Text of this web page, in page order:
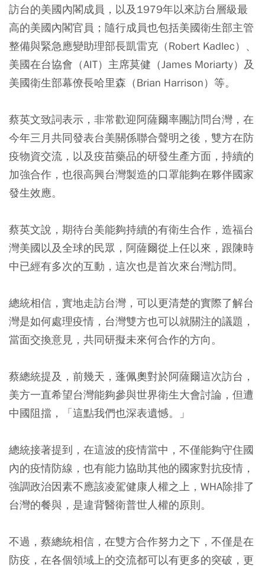
訪台的美國內閣成員，以及1979年以來訪台層級最
高的美國內閣官員；隨行成員也包括美國衛生部主管
整備與緊急應變助理部長凱雷克（Robert Kadlec）、
美國在台協會（AIT）主席莫健（James Moriarty）及
美國衛生部幕僚長哈里森（Brian Harrison）等。
蔡英文致詞表示，非常歡迎阿薩爾率團訪問台灣，在
今年三月共同發表台美關係聯合聲明之後，雙方在防
疫物資交流，以及疫苗藥品的研發生產方面，持續的
加強合作，也很高興台灣製造的口罩能夠在夥伴國家
發生效應。
蔡英文說，期待台美能夠持續的有衛生合作，造福台
灣美國以及全球的民眾，阿薩爾從上任以來，跟陳時
中已經有多次的互動，這次也是首次來台灣訪問。
總統相信，實地走訪台灣，可以更清楚的實際了解台
灣是如何處理疫情，台灣雙方也可以就關注的議題，
當面交換意見，共同研擬未來何合作的方向。
蔡總統提及，前幾天，蓬佩奧對於阿薩爾這次訪台，
美方一直希望台灣能夠參與世界衛生大會討論，但遭
中國阻擋，「這點我們也深表遺憾。」
總統接著提到，在這波的疫情當中，不僅能夠守住國
內的疫情防線，也有能力協助其他的國家對抗疫情，
強調政治因素不應該凌駕健康人權之上，WHA除排了
台灣的餐與，是違背醫衛普世人權的原則。
不過，蔡總統相信，在雙方合作努力之下，不僅是在
防疫，在各個領域上的交流都可以有更多的突破，更